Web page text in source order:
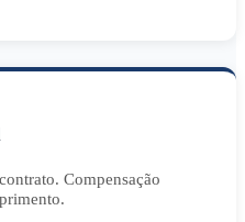
Compensação